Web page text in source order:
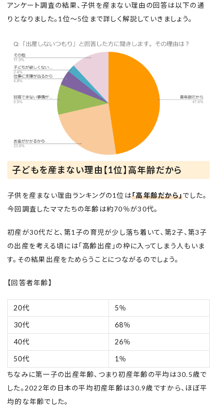
アンケート調査の結果、子供を産まない理由の回答は以下の通
りとなりました。1位～5位まで詳しく解説していきましょう。
子どもを産まない理由【1位】高年齢だから
子供を産まない理由ランキングの1位は「高年齢だから」でした。
今回調査したママたちの年齢は約70％が30代。
初産が30代だと、第1子の育児が少し落ち着いて、第2子、第3子
の出産を考える頃には「高齢出産」の枠に入ってしまう人もいま
す。その結果出産をためらうことにつながるのでしょう。
【回答者年齢】
20代 5％
30代 68％
40代 26％
50代
1％
ちなみに第一子の出産年齢、つまり初産年齢の平均は30.5歳で
した。2022年の日本の平均初産年齢は30.9歳ですから、ほぼ平
均的な年齢でした。